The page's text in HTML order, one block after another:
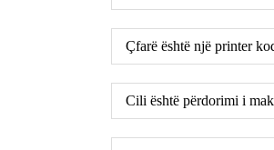
Çfarë është një printer
Cili është përdorimi i